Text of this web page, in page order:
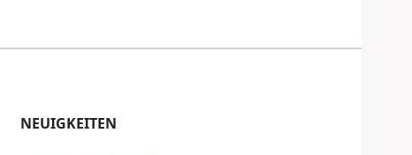
NEUIGKEITEN